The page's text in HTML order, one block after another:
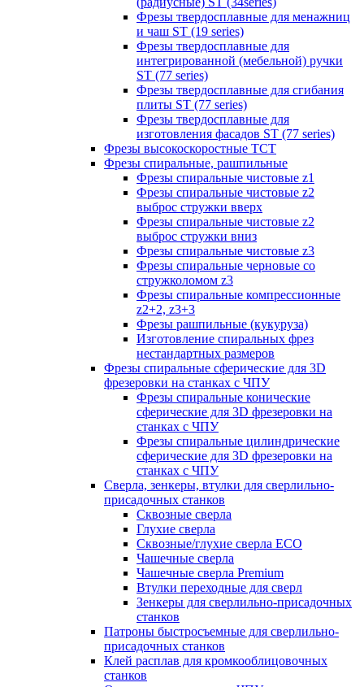
Фрезы твердосплавные для менажниц
и чаш ST (19 series)
Фрезы твердосплавные для
интегрированной (мебельной) ручки
ST (77 series)
Фрезы твердосплавные для сгибания
плиты ST (77 series)
Фрезы твердосплавные для
изготовления фасадов ST (77 series)
Фрезы высокоскоростные ТСТ
Фрезы спиральные, рашпильные
Фрезы спиральные чистовые z1
Фрезы спиральные чистовые z2
выброс стружки вверх
Фрезы спиральные чистовые z2
выброс стружки вниз
Фрезы спиральные чистовые z3
Фрезы спиральные черновые со
стружколомом z3
Фрезы спиральные компрессионные
z2+2, z3+3
Фрезы рашпильные (кукуруза)
Изготовление спиральных фрез
нестандартных размеров
Фрезы спиральные сферические для 3D
фрезеровки на станках с ЧПУ
Фрезы спиральные конические
сферические для 3D фрезеровки на
станках с ЧПУ
Фрезы спиральные цилиндрические
сферические для 3D фрезеровки на
станках с ЧПУ
Сверла, зенкеры, втулки для сверлильно-
присадочных станков
Сквозные сверла
Глухие сверла
Сквозные/глухие сверла ECO
Чашечные сверла
Чашечные сверла Premium
Втулки переходные для сверл
Зенкеры для сверлильно-присадочных
станков
Патроны быстросъемные для сверлильно-
присадочных станков
Клей расплав для кромкооблицовочных
станков